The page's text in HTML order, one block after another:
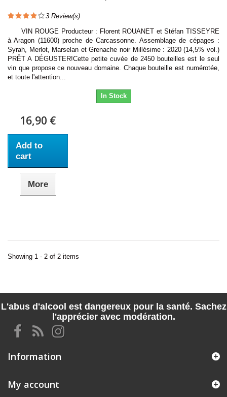
3 Review(s)
VIN ROUGE Producteur : Florent ROUANET et Stéfan TISSEYRE
à Aragon (11600) proche de Carcassonne. Assemblage de cépages :
Syrah, Merlot, Marselan et Grenache noir Millésime : 2020 (14,5% vol.)
PRÊT A DÉGUSTER!Cette petite cuvée de 2450 bouteilles est le seul
vin que propose ce nouveau domaine. Chaque bouteille est numérotée,
et toute l'attention...
In Stock
16,90 €
Add to
cart
More
Showing 1 - 2 of 2 items
L'abus d'alcool est dangereux pour la santé. Sachez
l'apprécier avec modération.
Information
My account